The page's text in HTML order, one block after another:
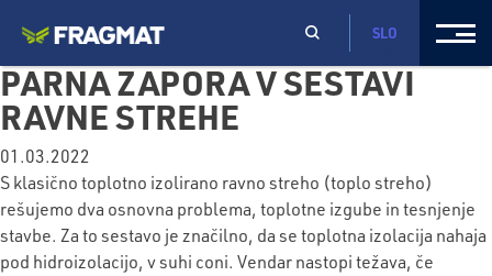
SLO
PARNA ZAPORA V SESTAVI
RAVNE STREHE
01.03.2022
S klasično toplotno izolirano ravno streho (toplo streho)
rešujemo dva osnovna problema, toplotne izgube in tesnjenje
stavbe. Za to sestavo je značilno, da se toplotna izolacija nahaja
pod hidroizolacijo, v suhi coni. Vendar nastopi težava, če